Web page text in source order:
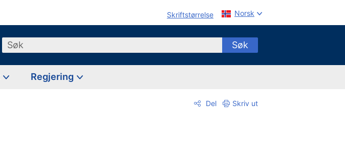
Skriftstørrelse Norsk
Søk Søk
Regjering
Del Skriv ut